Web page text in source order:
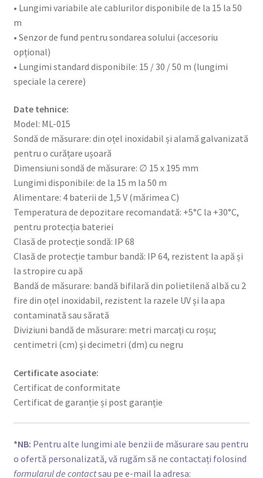
• Lungimi variabile ale cablurilor disponibile de la 15 la 50
m
• Senzor de fund pentru sondarea solului (accesoriu
opțional)
• Lungimi standard disponibile: 15 / 30 / 50 m (lungimi
speciale la cerere)
Date tehnice:
Model: ML-015
Sondă de măsurare: din oțel inoxidabil și alamă galvanizată
pentru o curățare ușoară
Dimensiuni sondă de măsurare: ∅ 15 x 195 mm
Lungimi disponibile: de la 15 m la 50 m
Alimentare: 4 baterii de 1,5 V (mărimea C)
Temperatura de depozitare recomandată: +5°C la +30°C,
pentru protecția bateriei
Clasă de protecție sondă: IP 68
Clasă de protecție tambur bandă: IP 64, rezistent la apă și
la stropire cu apă
Bandă de măsurare: bandă bifilară din polietilenă albă cu 2
fire din oțel inoxidabil, rezistent la razele UV și la apa
contaminată sau sărată
Diviziuni bandă de măsurare: metri marcați cu roșu;
centimetri (cm) și decimetri (dm) cu negru
Certificate asociate:
Certificat de conformitate
Certificat de garanție și post garanție
*NB: Pentru alte lungimi ale benzii de măsurare sau pentru
o ofertă personalizată, vă rugăm să ne contactați folosind
formularul de contactsau pe e-mail la adresa: